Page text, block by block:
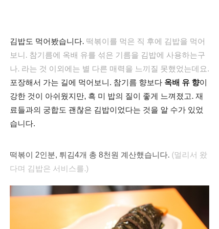
김밥도 먹어봤습니다. 떡볶이를 먹은 직 후에 김밥을 먹어
보니. 참기름에 옥배 유를 섞은 기름을 김밥에
사용하는구
나. 라는 것 이외에는 별 다른 매력을 느끼질 못했었는데요.
포장해서 가는 길에 먹어보니. 참기름 향보다 옥배 유 향이
강한 것이 아쉬웠지만, 흑 미 밥의 질이 좋게 느껴졌고. 재
료들과의 궁합도 괜찮은 김밥이었다는 것을 알 수가 있었
습니다.
떡볶이 2인분, 튀김4개 총 8천원 계산했습니다. (멀리서 왔
다며 김밥은 서비스를.)